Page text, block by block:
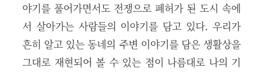
야기를 풀어가면서도 전쟁으로 폐허가 된 도시 속에
서 살아가는 사람들의 이야기를 담고 있다. 우리가
흔히 알고 있는 동네의 주변 이야기를 담은 생활상을
그대로 재현되어 볼 수 있는 점이 나름대로 나의 기